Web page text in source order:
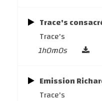
Trace's
Trace's
1h0m0s
Emission
Trace's